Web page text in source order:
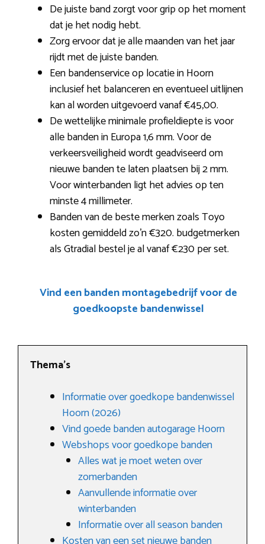
De juiste band zorgt voor grip op het moment
dat je het nodig hebt.
Zorg ervoor dat je alle maanden van het jaar
rijdt met de juiste banden.
Een bandenservice op locatie in Hoorn
inclusief het balanceren en eventueel uitlijnen
kan al worden uitgevoerd vanaf €45,00.
De wettelijke minimale profieldiepte is voor
alle banden in Europa 1,6 mm. Voor de
verkeersveiligheid wordt geadviseerd om
nieuwe banden te laten plaatsen bij 2 mm.
Voor winterbanden ligt het advies op ten
minste 4 millimeter.
Banden van de beste merken zoals Toyo
kosten gemiddeld zo’n €320. budgetmerken
als Gtradial bestel je al vanaf €230 per set.
Vind een banden montagebedrijf voor de
goedkoopste bandenwissel
Thema’s
Informatie over goedkope bandenwissel
Hoorn (2026)
Vind goede banden autogarage Hoorn
Webshops voor goedkope banden
Alles wat je moet weten over
zomerbanden
Aanvullende informatie over
winterbanden
Informatie over all season banden